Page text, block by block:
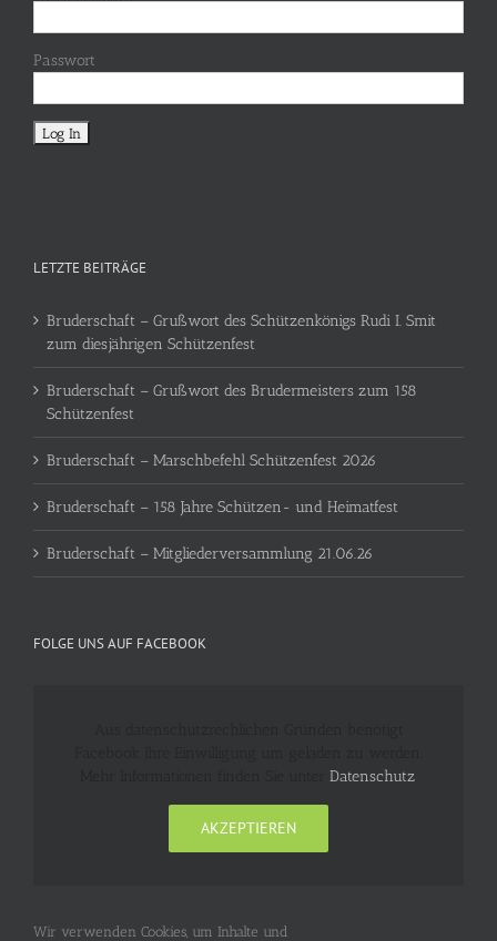
Passwort
LETZTE BEITRÄGE
Bruderschaft – Grußwort des Schützenkönigs Rudi I. Smit
zum diesjährigen Schützenfest
Bruderschaft – Grußwort des Brudermeisters zum 158
Schützenfest
Bruderschaft – Marschbefehl Schützenfest 2026
Bruderschaft – 158 Jahre Schützen- und Heimatfest
Bruderschaft – Mitgliederversammlung 21.06.26
FOLGE UNS AUF FACEBOOK
Datenschutz
AKZEPTIEREN
Wir verwenden Cookies, um Inhalte und